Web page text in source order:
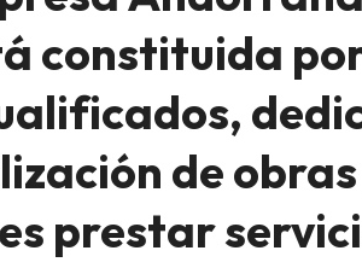
constituida
de
prestar